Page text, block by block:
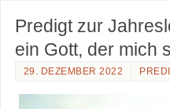
Predigt zur
ein Gott, der mich
29. DEZEMBER 2022